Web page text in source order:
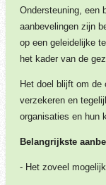
Ondersteuning, een
aanbevelingen zijn
op een geleidelijke
het kader van de
Het doel blijft om de
verzekeren en
organisaties en hun
Belangrijkste
- Het zoveel